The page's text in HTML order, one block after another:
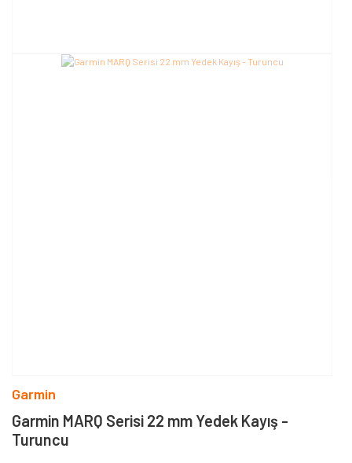
Garmin
Garmin MARQ Serisi 22 mm Yedek Kayış -
Turuncu